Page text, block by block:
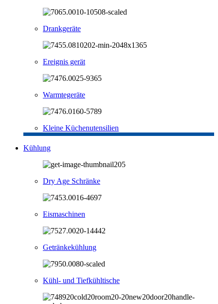
Drankgeräte
Ereignis gerät
Warmtegeräte
Kleine Küchenutensilien
Kühlung
Dry Age Schränke
Eismaschinen
Getränkekühlung
Kühl- und Tiefkühltische